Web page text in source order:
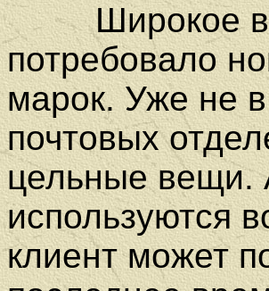
Широкое
потребовало
марок. Уже не
почтовых
цельные вещи.
используются
клиент может